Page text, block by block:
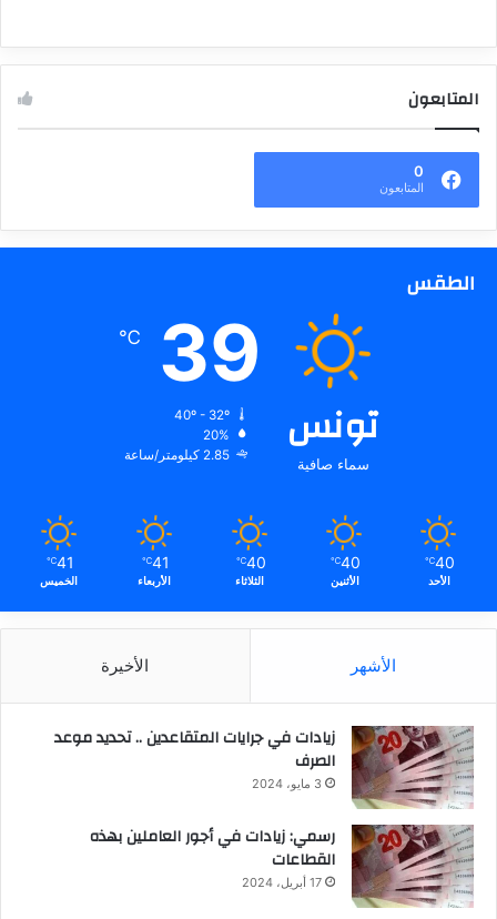
المتابعون
0
المتابعون
الطقس
تونس
سماء صافية
39
℃
20%
2.85 كيلومتر/ساعة
40
℃
الأحد
40
℃
الأثنين
40
℃
الثلاثاء
41
℃
الأربعاء
41
℃
الخميس
الأشهر الأخيرة
زيادات في جرايات المتقاعدين .. تحديد موعد
الصرف
3 مايو، 2024
رسمي: زيادات في أجور العاملين بهذه
القطاعات
17 أبريل، 2024